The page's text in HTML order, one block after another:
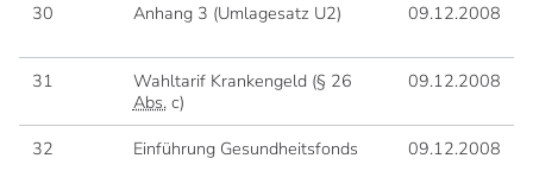
30 Anhang 3 (Umlagesatz U2) 09.12.2008
31
Wahltarif Krankengeld (§ 26
Abs.c)
09.12.2008
32 Einführung Gesundheitsfonds 09.12.2008